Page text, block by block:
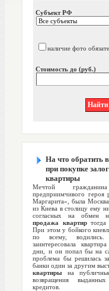
Субъект РФ
наличие фото
Стоимость до (руб.)
На что обратить
при покупке
квартиры
Мечтой гражданина
предприимчивого
Маргарита», была
из Киева в столицу ему
согласных на обмен
продажа квартиртогда
При этом у бойкого
по всему,
заинтересовала
дни, и он попал бы на
проблема бы решилась
банки один за другим
квартиры на
возвращения
кредитов.